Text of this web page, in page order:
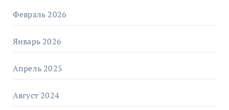
Февраль 2026
Январь 2026
Апрель 2025
Август 2024